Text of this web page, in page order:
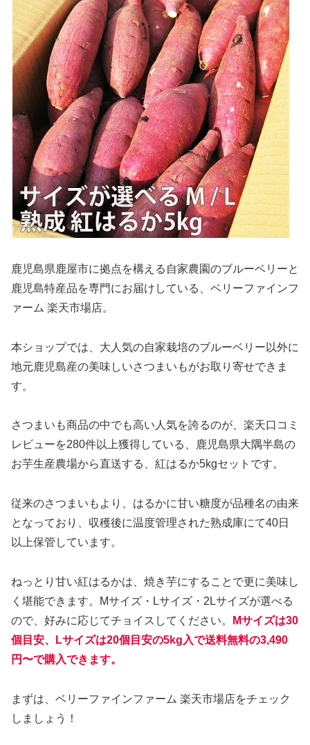
鹿児島県鹿屋市に拠点を構える自家農園のブルーベリーと
鹿児島特産品を専門にお届けしている、ベリーファインフ
ァーム 楽天市場店。
本ショップでは、大人気の自家栽培のブルーベリー以外に
地元鹿児島産の美味しいさつまいもがお取り寄せできま
す。
さつまいも商品の中でも高い人気を誇るのが、楽天口コミ
レビューを280件以上獲得している、鹿児島県大隅半島の
お芋生産農場から直送する、紅はるか5kgセットです。
従来のさつまいもより、はるかに甘い糖度が品種名の由来
となっており、収穫後に温度管理された熟成庫にて40日
以上保管しています。
ねっとり甘い紅はるかは、焼き芋にすることで更に美味し
く堪能できます。Mサイズ・Lサイズ・2Lサイズが選べる
ので、好みに応じてチョイスしてください。
Mサイズは30
個目安、Lサイズは20個目安の5kg入で送料無料の3,490
円〜で購入できます。
まずは、ベリーファインファーム 楽天市場店をチェック
しましょう！